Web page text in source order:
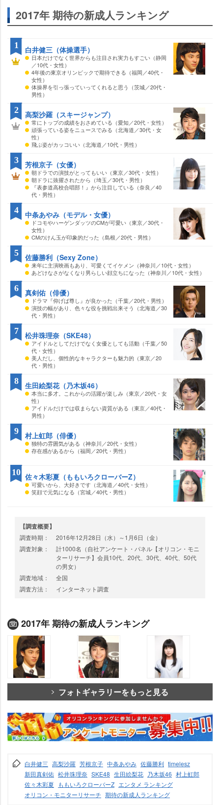
2017年 期待の新成人ランキング
白井健三（体操選手）
日本だけでなく世界からも注目され実力もすごい（静岡
／10代・女性）
4年後の東京オリンピックで期待できる（福岡／40代・
女性）
体操界を引っ張っていってくれると思う（茨城／20代・
男性）
1
高梨沙羅（スキージャンプ）
常にトップの成績をおさめている（愛知／20代・女性）
頑張っている姿をニュースでみる（北海道／30代・女
性）
飛ぶ姿がカッコいい（北海道／10代・男性）
2
芳根京子（女優）
朝ドラでの演技がとってもいい（東京／30代・女性）
朝ドラに抜擢されたから（埼玉／30代・男性）
『表参道高校合唱部！』から注目している（奈良／40
代・男性）
3
中条あやみ（モデル・女優）
ドコモやハーゲンダッツのCMが可愛い（東京／30代・
女性）
CMのけん玉が印象的だった（島根／20代・男性）
4
佐藤勝利（Sexy Zone）
来年に主演映画もあり、可愛くてイケメン（神奈川／10代・女性）
あどけなさがなくなり男らしい顔立ちになった（神奈川／10代・女性）
5
真剣佑（俳優）
ドラマ『仰げば尊し』が良かった（千葉／20代・男性）
演技の幅があり、色々な役を挑戦出来そう（北海道／30
代・男性）
6
松井珠理奈（SKE48）
アイドルとしてだけでなく女優としても活動（千葉／50
代・女性）
美人だし、個性的なキャラクターも魅力的（東京／20
代・男性）
7
生田絵梨花（乃木坂46）
本当に多才。これからの活躍が楽しみ（東京／20代・女
性）
アイドルだけでは収まらない資質がある（東京／40代・
男性）
8
村上虹郎（俳優）
独特の雰囲気がある（神奈川／20代・女性）
存在感があるから（福岡／20代・男性）
9
佐々木彩夏（ももいろクローバーZ）
可愛いから、大好きです（北海道／40代・女性）
笑顔で元気になる（宮城／40代・男性）
10
【調査概要】
調査時期：
2016年12月28日（水）～1月6日（金）
調査対象：
計1000名（自社アンケート・パネル【オリコン・モニ
ターリサーチ】会員10代、20代、30代、40代、50代
の男女）
調査地域：
全国
調査方法：
インターネット調査
2017年 期待の新成人ランキング
フォトギャラリーをもっと見る
白井健三 高梨沙羅 芳根京子 中条あやみ 佐藤勝利 timelesz
新田真剣佑 松井珠理奈 SKE48 生田絵梨花 乃木坂46 村上虹郎
佐々木彩夏
ももいろクローバーZ エンタメ ランキング
オリコン・モニターリサーチ 期待の新成人ランキング